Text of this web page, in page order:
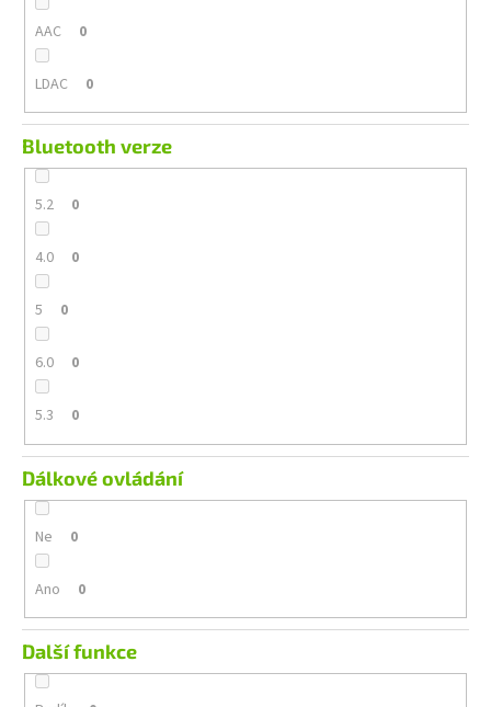
AAC 0
LDAC 0
Bluetooth verze
5.2 0
4.0 0
5 0
6.0 0
5.3 0
Dálkové ovládání
Ne 0
Ano 0
Další funkce